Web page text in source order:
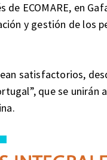
ECOMARE, en
y gestión de los
satisfactorios,
que se unirán